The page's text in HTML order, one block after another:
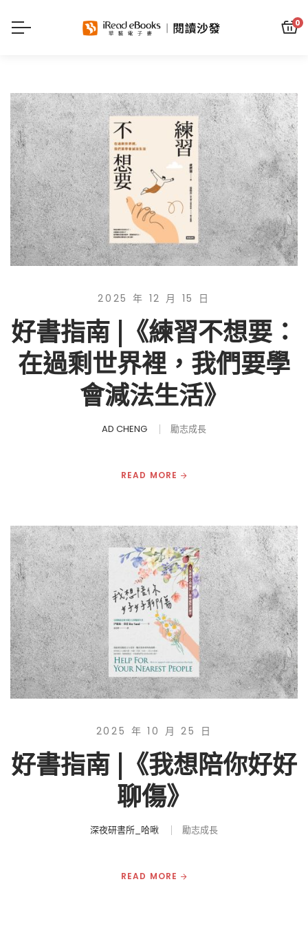
0
2025 年 12 月 15 日
好書指南 |《練習不想要：
在過剩世界裡，我們要學
會減法生活》
AD CHENG 勵志成長
READ MORE
2025 年 10 月 25 日
好書指南 |《我想陪你好好
聊傷》
深夜研書所_哈啾 勵志成長
READ MORE